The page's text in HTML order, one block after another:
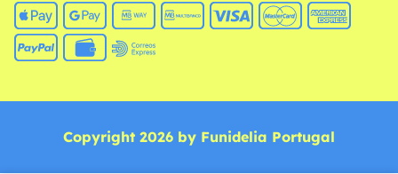
Copyright 2026 by Funidelia Portugal